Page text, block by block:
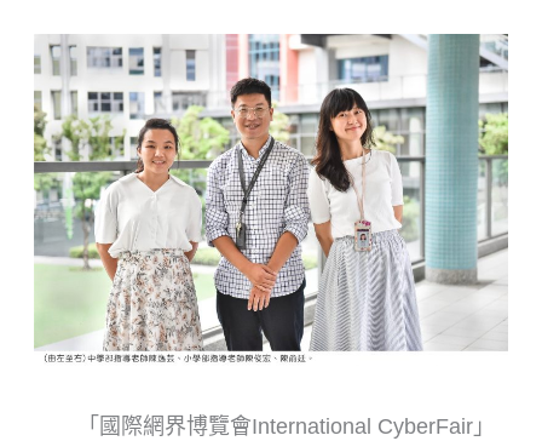
「國際網界博覽會International CyberFair」